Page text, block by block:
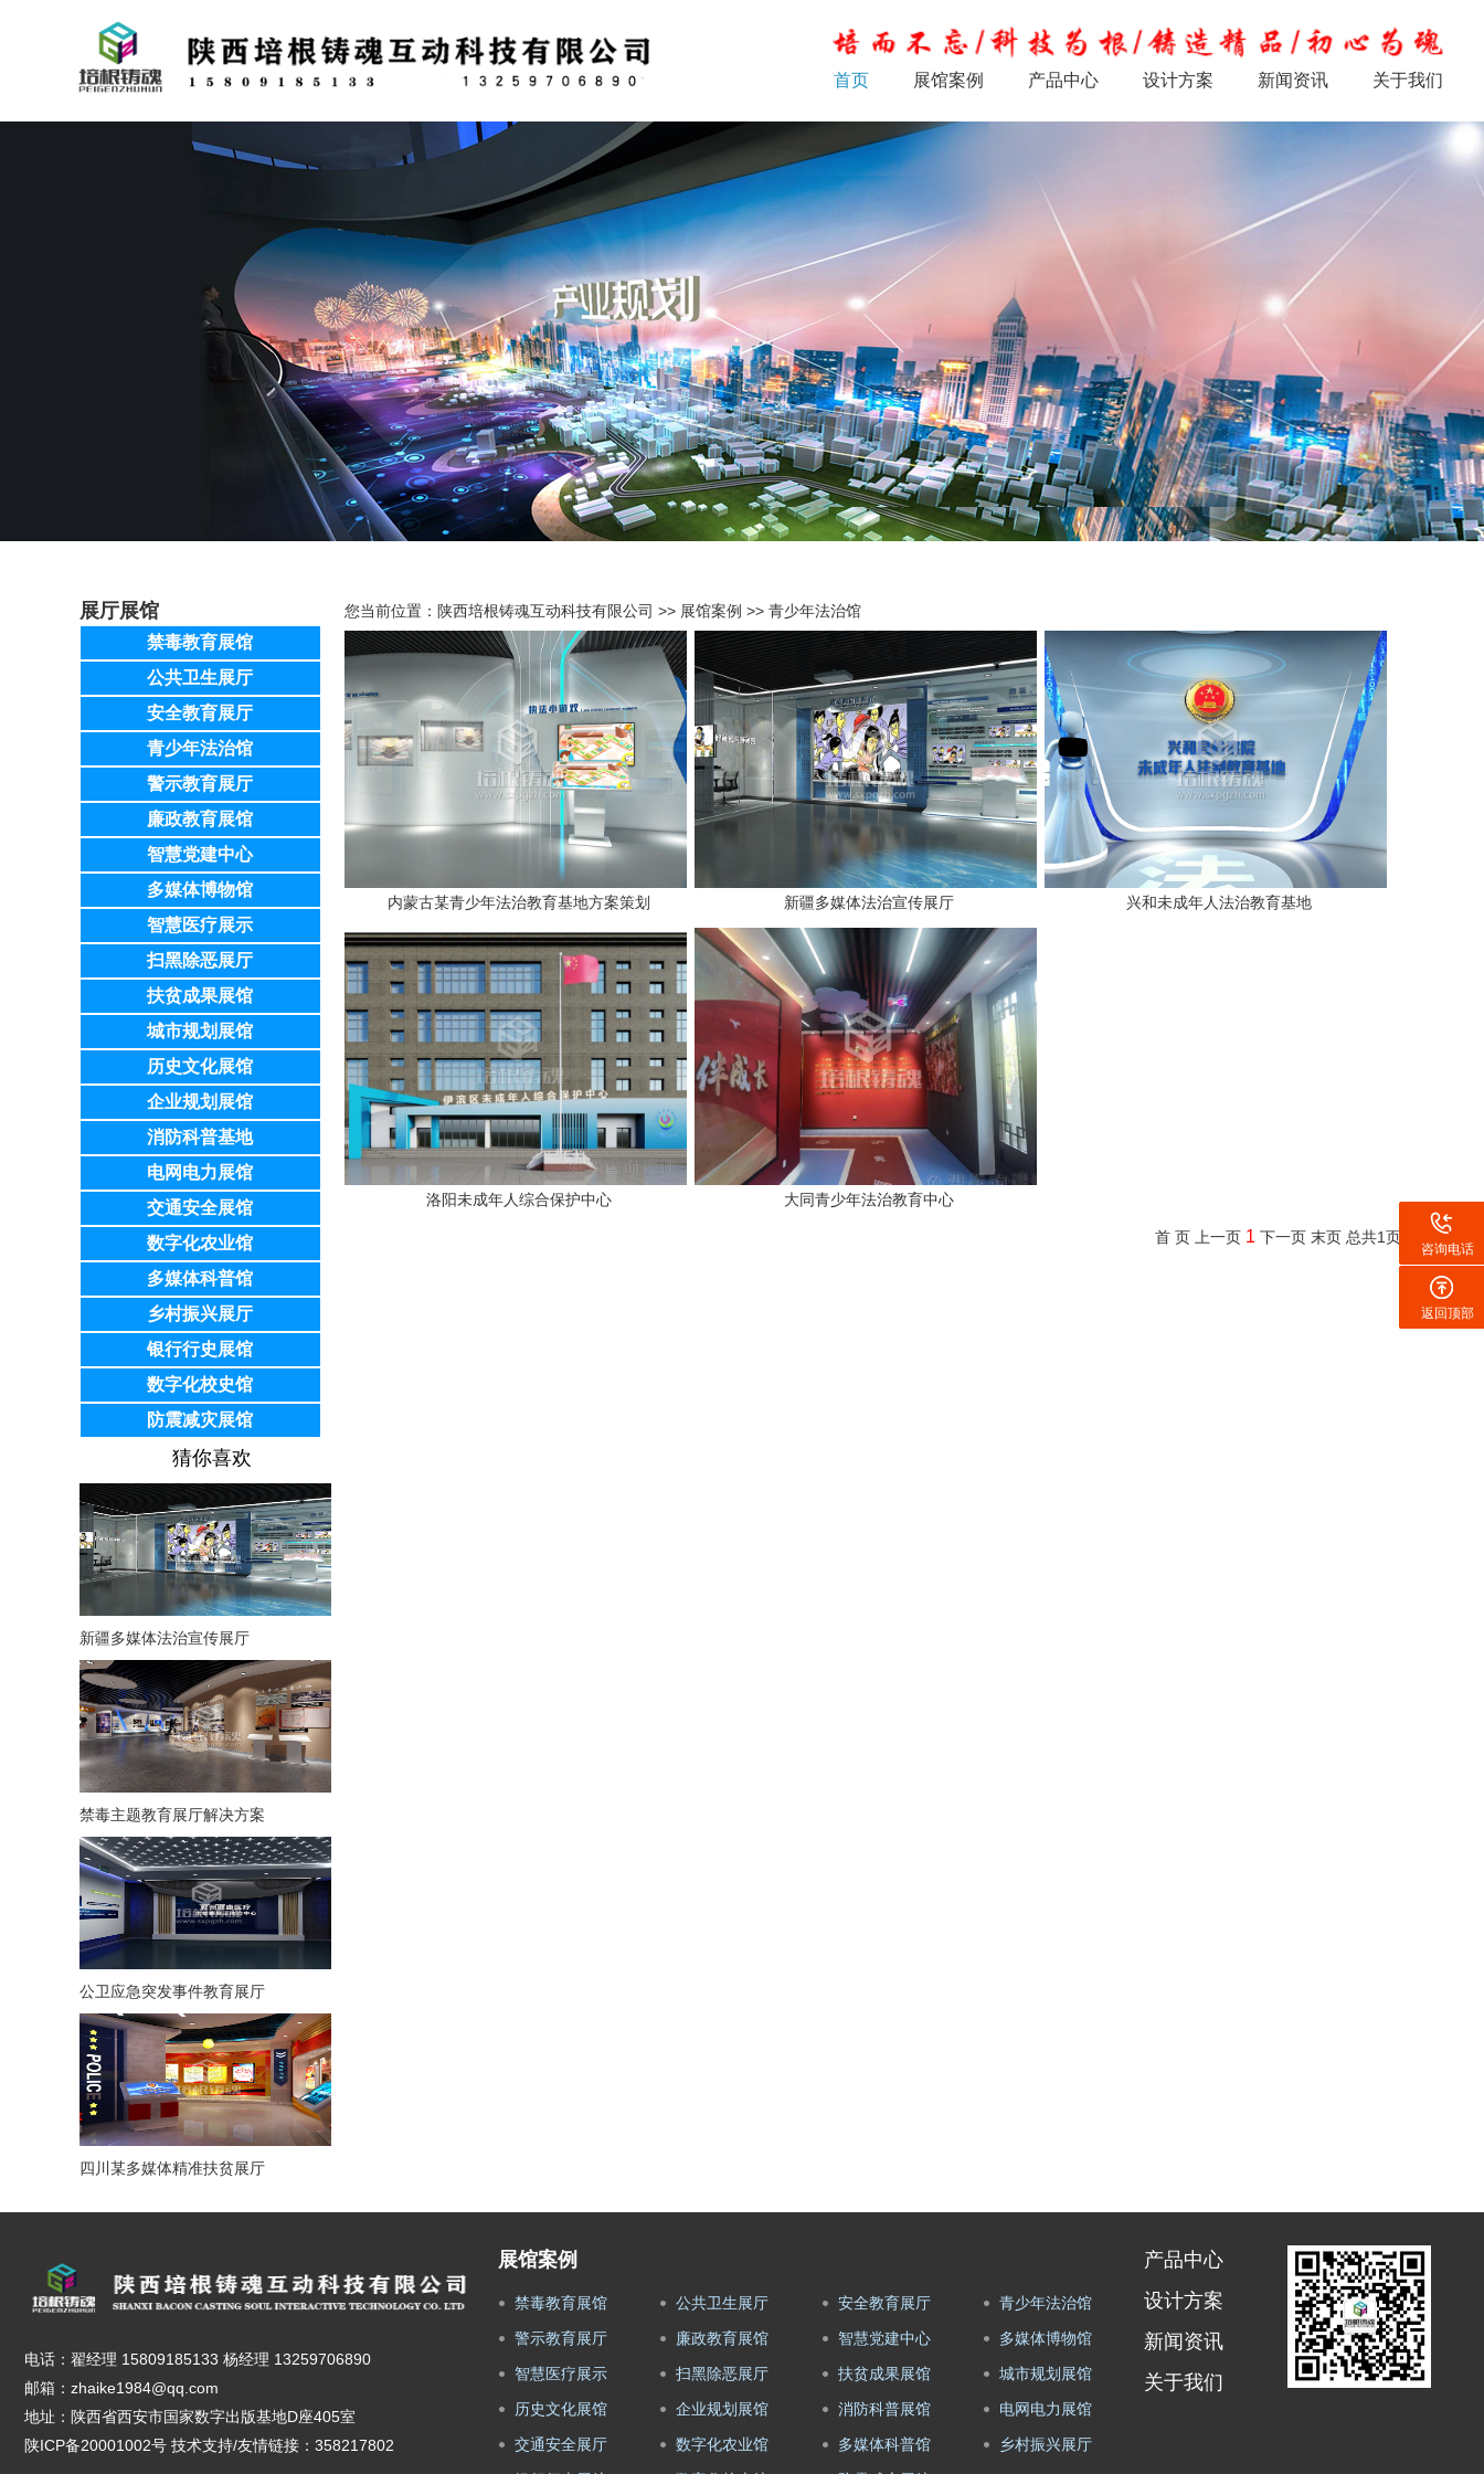
首页 展馆案例 产品中心 设计方案 新闻资讯 关于我们
您当前位置： 陕西培根铸魂互动科技有限公司 >> 展馆案例 >> 青少年法治馆
展厅展馆
禁毒教育展馆
公共卫生展厅
安全教育展厅
青少年法治馆
警示教育展厅
廉政教育展馆
智慧党建中心
多媒体博物馆
智慧医疗展示
扫黑除恶展厅
扶贫成果展馆
城市规划展馆
历史文化展馆
企业规划展馆
消防科普基地
电网电力展馆
交通安全展馆
数字化农业馆
多媒体科普馆
乡村振兴展厅
银行行史展馆
数字化校史馆
防震减灾展馆
猜你喜欢
新疆多媒体法治宣传展厅
禁毒主题教育展厅解决方案
公卫应急突发事件教育展厅
四川某多媒体精准扶贫展厅
内蒙古某青少年法治教育基地方案策划 新疆多媒体法治宣传展厅 兴和未成年人法治教育基地
洛阳未成年人综合保护中心 大同青少年法治教育中心
首 页 上一页 1 下一页 末页 总共1页
咨询电话
返回顶部
电话：翟经理 15809185133 杨经理 13259706890
邮箱：zhaike1984@qq.com
地址：陕西省西安市国家数字出版基地D座405室
陕ICP备20001002号 技术支持/友情链接：358217802
展馆案例
禁毒教育展馆 公共卫生展厅 安全教育展厅
青少年法治馆
警示教育展厅
廉政教育展馆 智慧党建中心
多媒体博物馆
智慧医疗展示
扫黑除恶展厅 扶贫成果展馆
城市规划展馆
历史文化展馆
企业规划展馆 消防科普展馆
电网电力展馆
交通安全展厅
数字化农业馆 多媒体科普馆
乡村振兴展厅
产品中心
设计方案
新闻资讯
关于我们